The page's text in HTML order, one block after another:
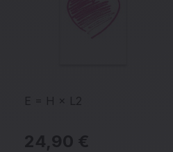
E = H × L2
24,90 €